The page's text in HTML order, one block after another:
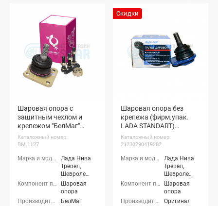
Шаровая опора с
защитным чехлом и
крепежом "БелМаг"
"Нива-Люкс" Шевроле
Нива, Нива Тревел
Каталожный номер:
BM.1127
Лада Нива
Тревел,
Шевроле
Нива (ВАЗ
2123)
Шаровая
опора
БелМаг
Скидки
Шаровая опора без
крепежа (фирм.упак.
LADA STANDART)
Шевроле Нива, Нива
Тревел
Каталожный номер:
21230290419282
Лада Нива
Тревел,
Шевроле
Нива (ВАЗ
2123)
Шаровая
опора
Оригинал